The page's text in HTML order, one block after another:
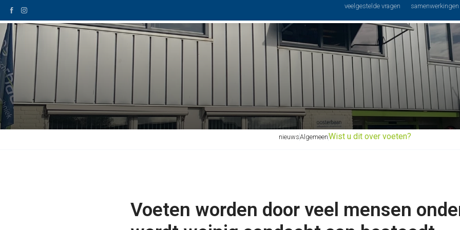
veelgestelde vragen samenwerkingen
Schoenspeciaalzaak Voetverzorging
nieuwsAlgemeenWist u dit over voeten?
Voeten worden door veel mensen